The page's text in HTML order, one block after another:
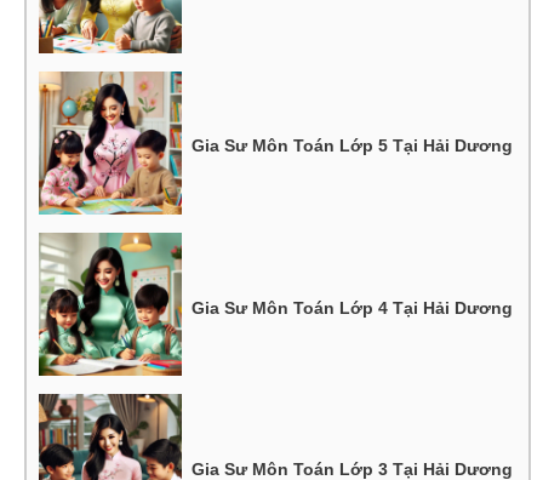
Gia Sư Môn Toán Lớp 5 Tại Hải Dương
Gia Sư Môn Toán Lớp 4 Tại Hải Dương
Gia Sư Môn Toán Lớp 3 Tại Hải Dương